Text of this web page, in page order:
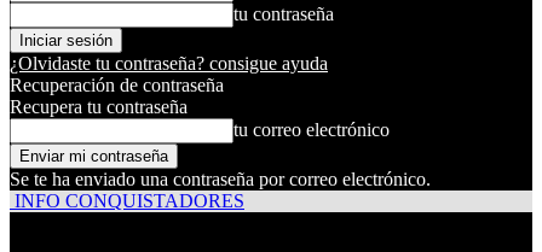
tu contraseña
¿Olvidaste tu contraseña? consigue ayuda
Recuperación de contraseña
Recupera tu contraseña
tu correo electrónico
Se te ha enviado una contraseña por correo electrónico.
INFO CONQUISTADORES